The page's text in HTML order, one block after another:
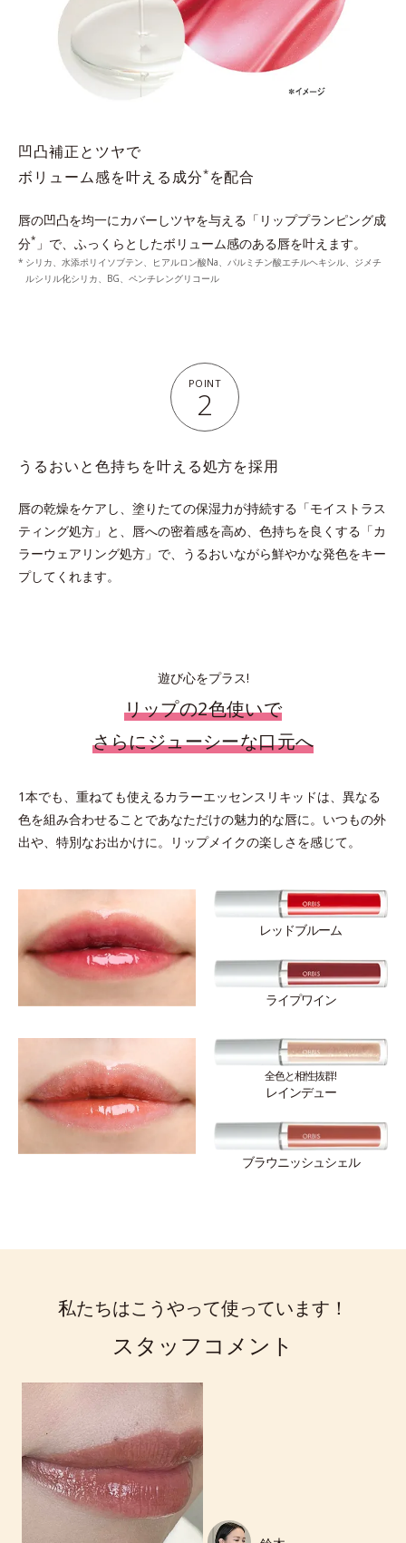
凹凸補正とツヤで
ボリューム感を叶える成分* を配合
唇の凹凸を均一にカバーしツヤを与える「リッププランピング成
分* 」で、ふっくらとしたボリューム感のある唇を叶えます。
シリカ、水添ポリイソブテン、ヒアルロン酸Na、パルミチン酸エチルヘキシル、ジメチ
ルシリル化シリカ、BG、ペンチレングリコール
POINT
2
うるおいと色持ちを叶える処方を採用
唇の乾燥をケアし、塗りたての保湿力が持続する「モイストラス
ティング処方」と、唇への密着感を高め、 色持ちを良くする「カ
ラーウェアリング処方」で、うるおいながら鮮やかな発色をキー
プしてくれます。
遊び心をプラス!
リップの2色使いで
さらにジューシーな口元へ
1本でも、重ねても使えるカラーエッセンスリキッドは、異なる
色を組み合わせることであなただけの魅力的な唇に。いつもの外
出や、特別なお出かけに。リップメイクの楽しさを感じて。
レッドブルーム
ライプワイン
全色と相性抜群!
レインデュー
ブラウニッシュシェル
私たちはこうやって使っています！
スタッフコメント